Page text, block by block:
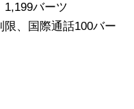
バーツ
、国際通話100バー